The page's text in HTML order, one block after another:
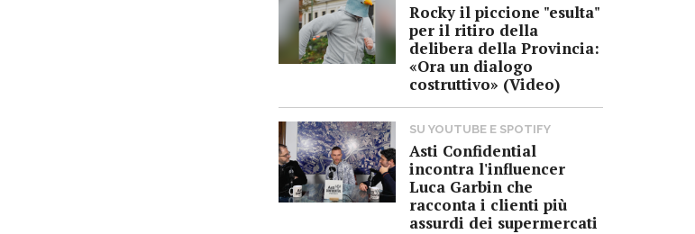
Rocky il piccione "esulta"
per il ritiro della
delibera della Provincia:
«Ora un dialogo
costruttivo» (Video)
SU YOUTUBE E SPOTIFY
Asti Confidential
incontra l'influencer
Luca Garbin che
racconta i clienti più
assurdi dei supermercati